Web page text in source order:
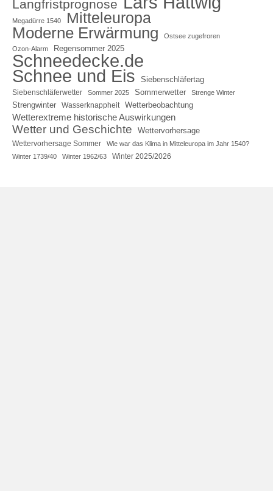
Langfristprognose
Megadürre 1540 Mitteleuropa
Moderne Erwärmung
Ostsee zugefroren
Ozon-Alarm
Regensommer 2025
Schneedecke.de
Schnee und Eis Siebenschläfertag
Siebenschläferwetter Sommer 2025 Sommerwetter Strenge Winter
Strengwinter Wasserknappheit Wetterbeobachtung
Wetterextreme historische Auswirkungen
Wetter und Geschichte Wettervorhersage
Wettervorhersage Sommer
Wie war das Klima in Mitteleuropa im Jahr 1540?
Winter 1739/40
Winter 1962/63 Winter 2025/2026